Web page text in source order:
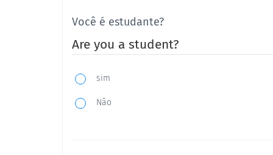
Você é estudante?
Are you a student?
sim
Não